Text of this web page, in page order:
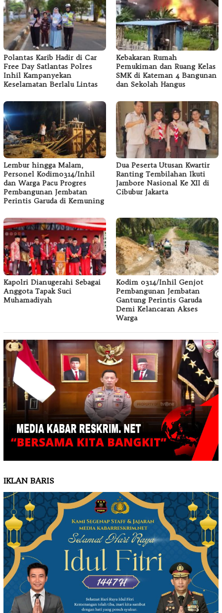
Polantas Karib Hadir di Car
Free Day Satlantas Polres
Inhil Kampanyekan
Keselamatan Berlalu Lintas
Kebakaran Rumah
Pemukiman dan Ruang Kelas
SMK di Kateman 4 Bangunan
dan Sekolah Hangus
Lembur hingga Malam,
Personel Kodim0314/Inhil
dan Warga Pacu Progres
Pembangunan Jembatan
Perintis Garuda di Kemuning
Dua Peserta Utusan Kwartir
Ranting Tembilahan Ikuti
Jambore Nasional Ke XII di
Cibubur Jakarta
Kapolri Dianugerahi Sebagai
Anggota Tapak Suci
Muhamadiyah
Kodim 0314/Inhil Genjot
Pembangunan Jembatan
Gantung Perintis Garuda
Demi Kelancaran Akses
Warga
IKLAN BARIS